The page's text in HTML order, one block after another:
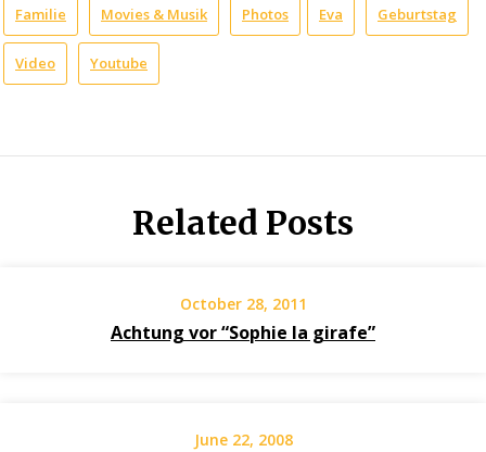
Familie Movies & Musik Photos Eva Geburtstag
Video Youtube
Related Posts
October 28, 2011
Achtung vor “Sophie la girafe”
June 22, 2008